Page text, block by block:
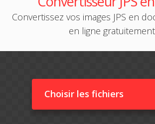
Convertissez vos images JPS en
en ligne gratuitement
Choisir les fichiers